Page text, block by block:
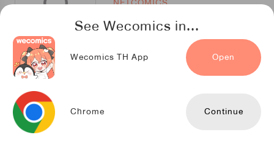
See Wecomics in...
Wecomics TH App Open
Chrome Continue
หนึ่งทศวรรษฉันรักนาย